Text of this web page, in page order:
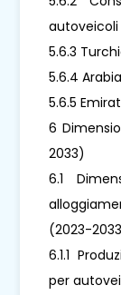
autoveicoli
5.6.3
5.6.4
5.6.5
6
2033)
6.1
(2023-
6.1.1
per